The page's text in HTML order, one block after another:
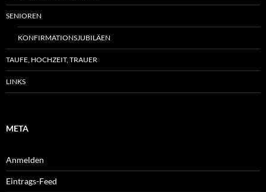
SENIOREN
KONFIRMATIONSJUBILÄEN
TAUFE, HOCHZEIT, TRAUER
LINKS
META
Anmelden
Eintrags-Feed